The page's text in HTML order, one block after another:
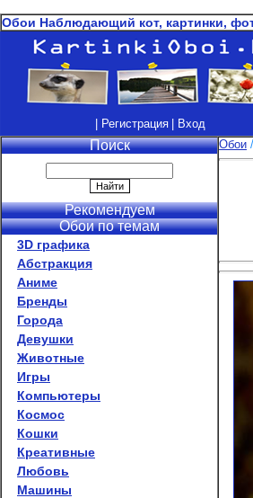
Обои Наблюдающий кот, картинки,
| Регистрация | Вход
Поиск
Рекомендуем
Обои по темам
3D графика
Абстракция
Аниме
Бренды
Города
Девушки
Животные
Игры
Компьютеры
Космос
Кошки
Креативные
Любовь
Машины
Обои /